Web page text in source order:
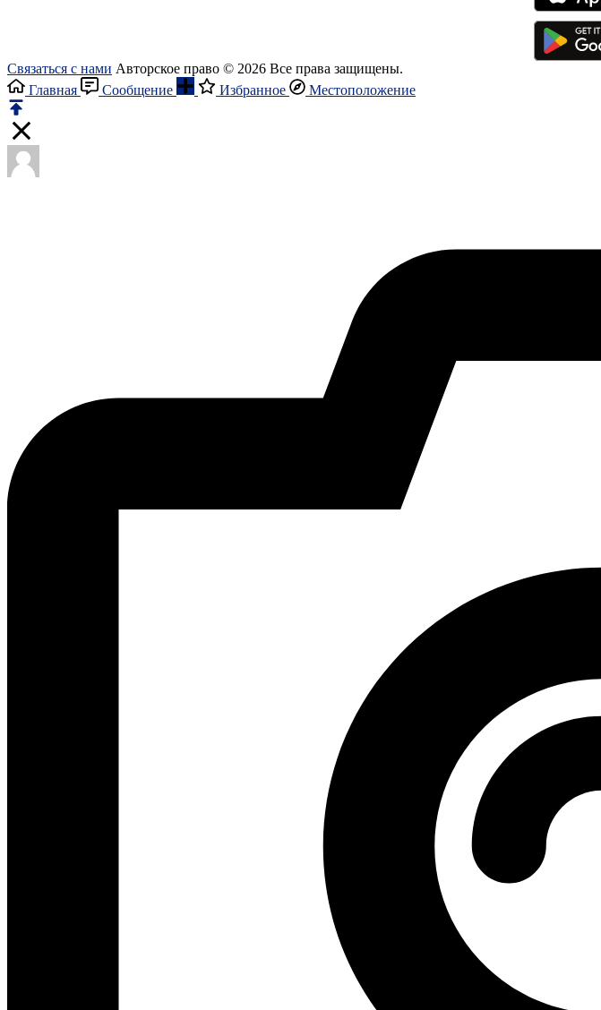
Связаться с нами Авторское право © 2026 Все права защищены.
Главная
Сообщение Избранное Местоположение